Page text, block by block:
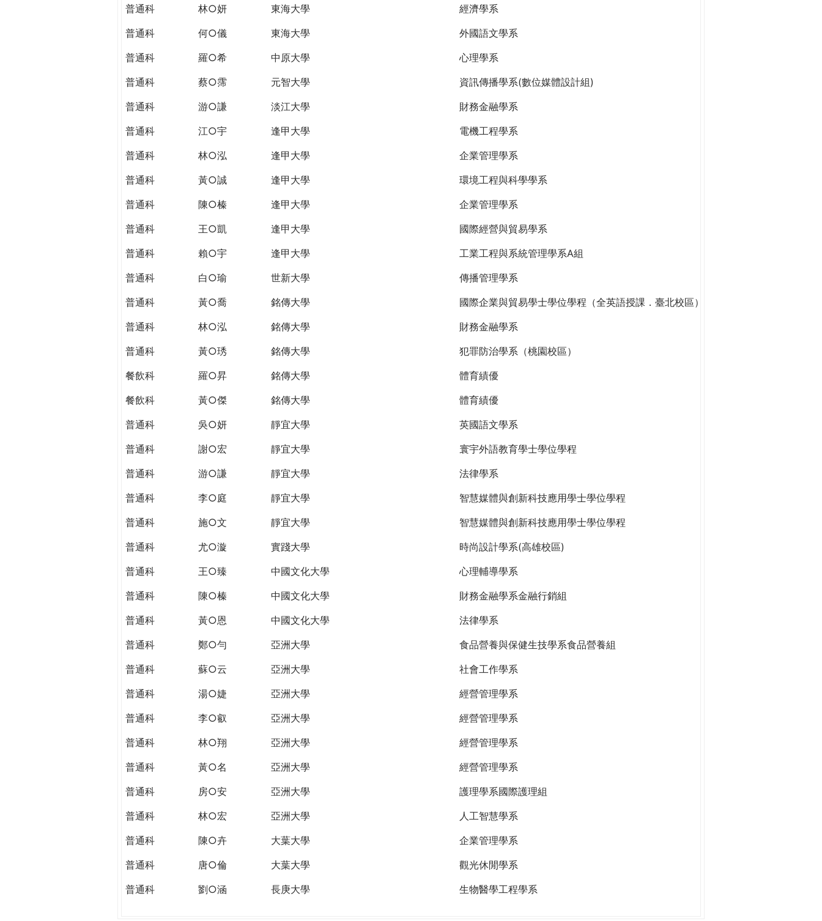
普通科
林○妍 東海大學
經濟學系
普通科
何○儀 東海大學
外國語文學系
普通科
羅○希 中原大學
心理學系
普通科
蔡○霈 元智大學
資訊傳播學系(數位媒體設計組)
普通科
游○謙 淡江大學
財務金融學系
普通科
江○宇 逢甲大學
電機工程學系
普通科
林○泓 逢甲大學
企業管理學系
普通科
黃○誠 逢甲大學
環境工程與科學學系
普通科
陳○榛 逢甲大學
企業管理學系
普通科
王○凱 逢甲大學
國際經營與貿易學系
普通科
賴○宇 逢甲大學
工業工程與系統管理學系A組
普通科
白○瑜 世新大學
傳播管理學系
普通科
黃○喬 銘傳大學
國際企業與貿易學士學位學程（全英語授課．臺北校區）
普通科
林○泓 銘傳大學
財務金融學系
普通科
黃○琇 銘傳大學
犯罪防治學系（桃園校區）
餐飲科
羅○昇 銘傳大學
體育績優
餐飲科
黃○傑 銘傳大學
體育績優
普通科
吳○妍 靜宜大學
英國語文學系
普通科
謝○宏 靜宜大學
寰宇外語教育學士學位學程
普通科
游○謙 靜宜大學
法律學系
普通科
李○庭 靜宜大學
智慧媒體與創新科技應用學士學位學程
普通科
施○文 靜宜大學
智慧媒體與創新科技應用學士學位學程
普通科
尤○漩 實踐大學
時尚設計學系(高雄校區)
普通科
王○臻 中國文化大學
心理輔導學系
普通科
陳○榛 中國文化大學
財務金融學系金融行銷組
普通科
黃○恩 中國文化大學
法律學系
普通科
鄭○勻 亞洲大學
食品營養與保健生技學系食品營養組
普通科
蘇○云 亞洲大學
社會工作學系
普通科
湯○婕 亞洲大學
經營管理學系
普通科
李○叡 亞洲大學
經營管理學系
普通科
林○翔 亞洲大學
經營管理學系
普通科
黃○名 亞洲大學
經營管理學系
普通科
房○安 亞洲大學
護理學系國際護理組
普通科
林○宏 亞洲大學
人工智慧學系
普通科
陳○卉 大葉大學
企業管理學系
普通科
唐○倫 大葉大學
觀光休閒學系
普通科
劉○涵 長庚大學 生物醫學工程學系